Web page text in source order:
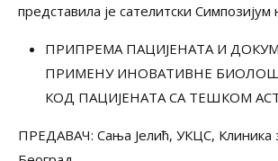
представила је сателитски Симпозијум
ПРИПРЕМА ПАЦИЈЕНАТА И
ПРИМЕНУ ИНОВАТИВНЕ
КОД ПАЦИЈЕНАТА СА ТЕШКОМ
ПРЕДАВАЧ: Сања Јелић, УКЦС, Клиника